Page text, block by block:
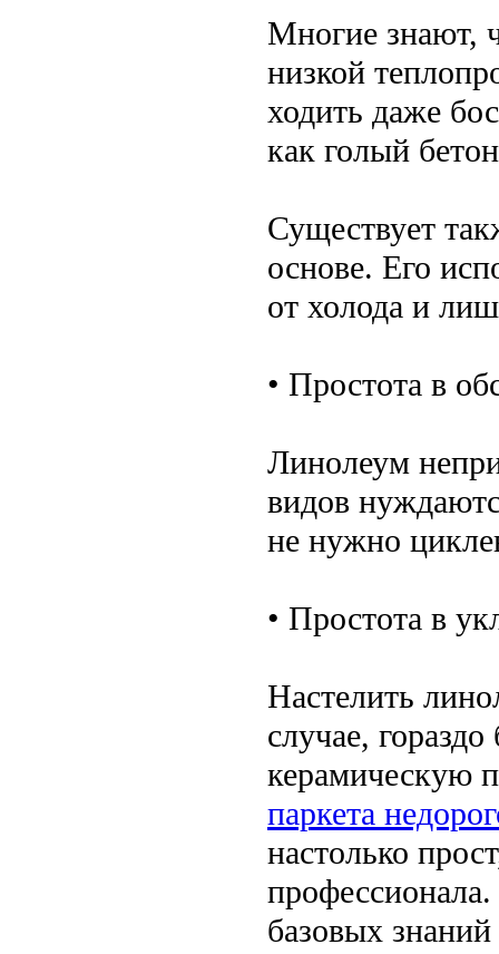
Многие знают,
низкой
ходить даже
как голый
Существует
основе. Его
от холода и
• Простота в
Линолеум
видов
не нужно
• Простота в
Настелить
случае,
керамическую
паркета
настолько
базовых